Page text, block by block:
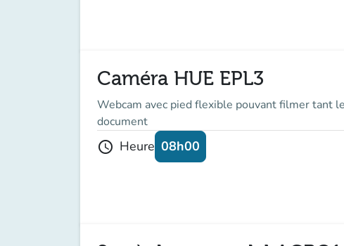
Caméra HUE EPL3
Webcam avec pied flexible pouvant filmer tant
document
schedule Heure 08h00